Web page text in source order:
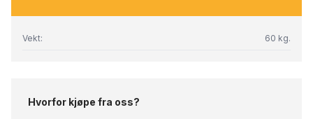
Vekt: 60 kg.
Hvorfor kjøpe fra oss?